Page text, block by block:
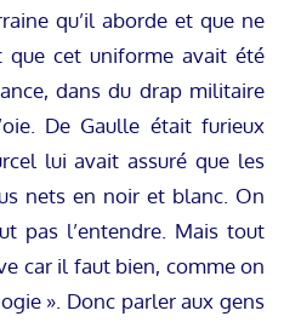
qu’il aborde et que ne
que cet uniforme avait été
dans du drap militaire
De Gaulle était furieux
lui avait assuré que les
nets en noir et blanc. On
pas l’entendre. Mais tout
car il faut bien, comme on
». Donc parler aux gens